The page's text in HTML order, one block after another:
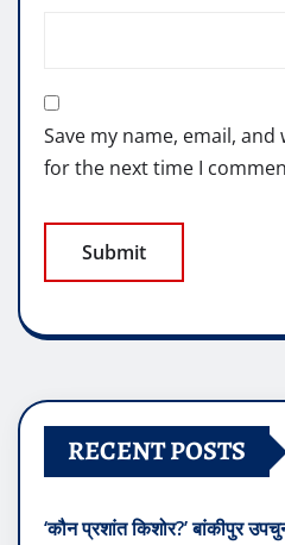
Save my name, email,
for the next time I
RECENT POSTS
‘कौन प्रशांत किशोर?’ बांकीपुर